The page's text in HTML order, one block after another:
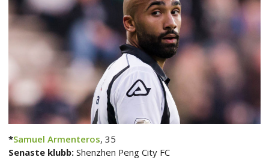
*Samuel Armenteros, 35
Senaste klubb: Shenzhen Peng City FC